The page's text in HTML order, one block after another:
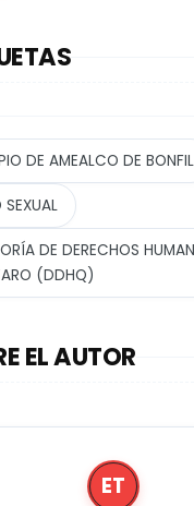
DE AMEALCO DE BONFIL
DE DERECHOS
(DDHQ)
EL AUTOR
ET